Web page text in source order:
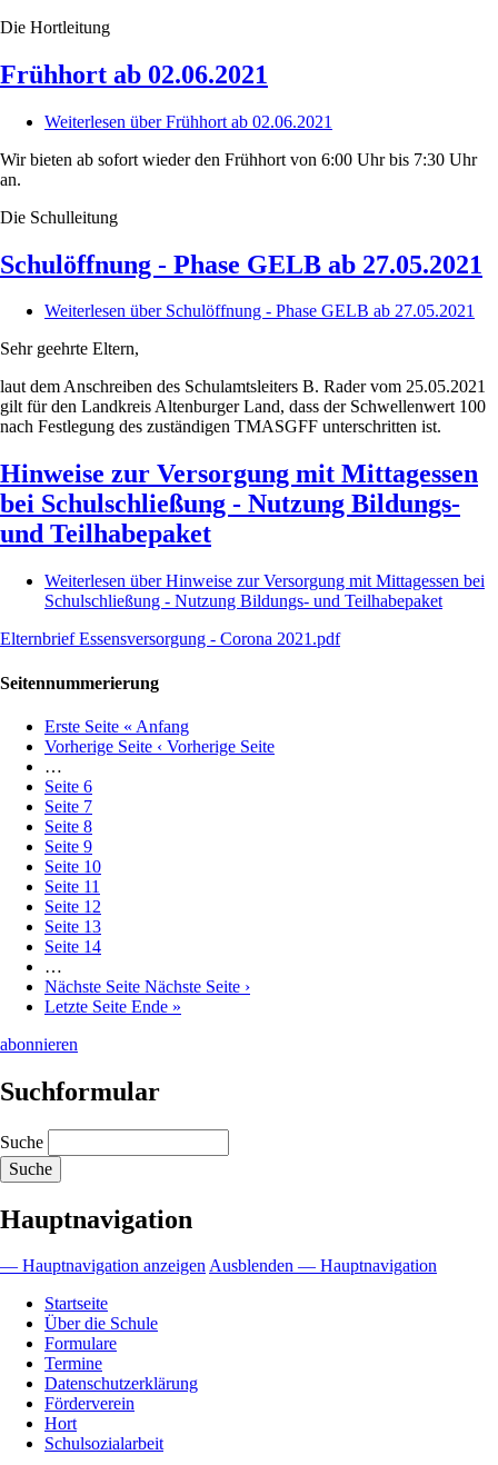
Die Hortleitung
Frühhort ab 02.06.2021
Weiterlesen über Frühhort ab 02.06.2021
Wir bieten ab sofort wieder den Frühhort von 6:00 Uhr bis 7:30 Uhr
an.
Die Schulleitung
Schulöffnung - Phase GELB ab 27.05.2021
Weiterlesen über Schulöffnung - Phase GELB ab 27.05.2021
Sehr geehrte Eltern,
laut dem Anschreiben des Schulamtsleiters B. Rader vom 25.05.2021
gilt fürden Landkreis Altenburger Land, dass der Schwellenwert 100
nach Festlegung des zuständigen TMASGFF unterschritten ist.
Hinweise zur Versorgung mit Mittagessen
bei Schulschließung - Nutzung Bildungs-
und Teilhabepaket
Weiterlesen über Hinweise zur Versorgung mit Mittagessen bei
Schulschließung - Nutzung Bildungs- und Teilhabepaket
Elternbrief Essensversorgung - Corona 2021.pdf
Seitennummerierung
Erste Seite « Anfang
Vorherige Seite ‹ Vorherige Seite
…
Seite 6
Seite 7
Seite 8
Seite 9
Seite 10
Seite 11
Seite 12
Seite 13
Seite 14
…
Nächste Seite Nächste Seite ›
Letzte Seite Ende »
abonnieren
Suchformular
Suche
Hauptnavigation
— Hauptnavigation anzeigenAusblenden — Hauptnavigation
Startseite
Über die Schule
Formulare
Termine
Datenschutzerklärung
Förderverein
Hort
Schulsozialarbeit